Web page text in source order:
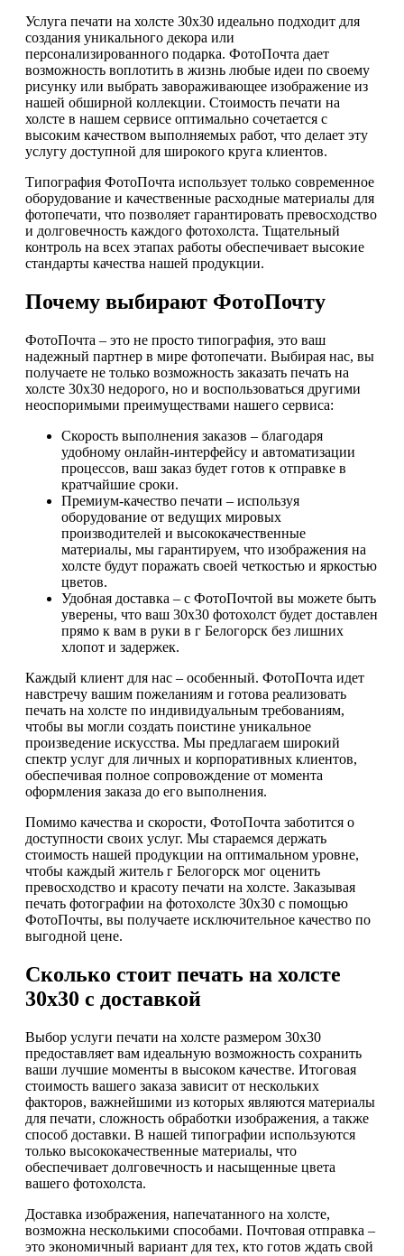
Услуга печати на холсте 30х30 идеально подходит для
создания уникального декора или
персонализированного подарка. ФотоПочта дает
возможность воплотить в жизнь любые идеи по своему
рисунку или выбрать завораживающее изображение из
нашей обширной коллекции. Стоимость печати на
холсте в нашем сервисе оптимально сочетается с
высоким качеством выполняемых работ, что делает эту
услугу доступной для широкого круга клиентов.
Типография ФотоПочта использует только современное
оборудование и качественные расходные материалы для
фотопечати, что позволяет гарантировать превосходство
и долговечность каждого фотохолста. Тщательный
контроль на всех этапах работы обеспечивает высокие
стандарты качества нашей продукции.
Почему выбирают ФотоПочту
ФотоПочта – это не просто типография, это ваш
надежный партнер в мире фотопечати. Выбирая нас, вы
получаете не только возможность заказать печать на
холсте 30х30 недорого, но и воспользоваться другими
неоспоримыми преимуществами нашего сервиса:
Скорость выполнения заказов – благодаря
удобному онлайн-интерфейсу и автоматизации
процессов, ваш заказ будет готов к отправке в
кратчайшие сроки.
Премиум-качество печати – используя
оборудование от ведущих мировых
производителей и высококачественные
материалы, мы гарантируем, что изображения на
холсте будут поражать своей четкостью и яркостью
цветов.
Удобная доставка – с ФотоПочтой вы можете быть
уверены, что ваш 30х30 фотохолст будет доставлен
прямо к вам в руки в г Белогорск без лишних
хлопот и задержек.
Каждый клиент для нас – особенный. ФотоПочта идет
навстречу вашим пожеланиям и готова реализовать
печать на холсте по индивидуальным требованиям,
чтобы вы могли создать поистине уникальное
произведение искусства. Мы предлагаем широкий
спектр услуг для личных и корпоративных клиентов,
обеспечивая полное сопровождение от момента
оформления заказа до его выполнения.
Помимо качества и скорости, ФотоПочта заботится о
доступности своих услуг. Мы стараемся держать
стоимость нашей продукции на оптимальном уровне,
чтобы каждый житель г Белогорск мог оценить
превосходство и красоту печати на холсте. Заказывая
печать фотографии на фотохолсте 30х30 с помощью
ФотоПочты, вы получаете исключительное качество по
выгодной цене.
Сколько стоит печать на холсте
30х30 с доставкой
Выбор услуги печати на холсте размером 30х30
предоставляет вам идеальную возможность сохранить
ваши лучшие моменты в высоком качестве. Итоговая
стоимость вашего заказа зависит от нескольких
факторов, важнейшими из которых являются материалы
для печати, сложность обработки изображения, а также
способ доставки. В нашей типографии используются
только высококачественные материалы, что
обеспечивает долговечность и насыщенные цвета
вашего фотохолста.
Доставка изображения, напечатанного на холсте,
возможна несколькими способами. Почтовая отправка –
это экономичный вариант для тех, кто готов ждать свой